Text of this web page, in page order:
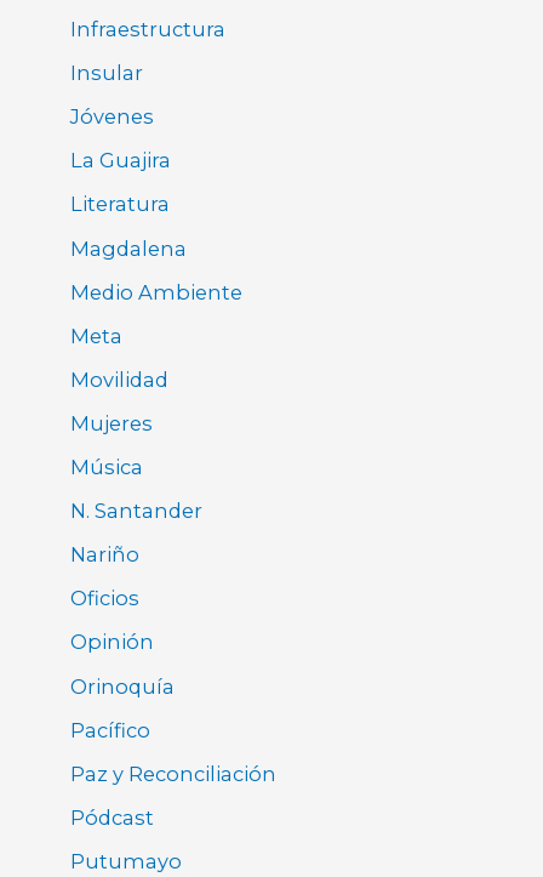
Infraestructura
Insular
Jóvenes
La Guajira
Literatura
Magdalena
Medio Ambiente
Meta
Movilidad
Mujeres
Música
N. Santander
Nariño
Oficios
Opinión
Orinoquía
Pacífico
Paz y Reconciliación
Pódcast
Putumayo